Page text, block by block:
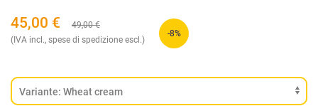
45,00 € 49,00€
(IVA incl., spese di spedizione escl.)
-8%